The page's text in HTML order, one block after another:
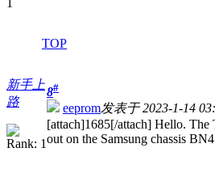
TOP
新手上
路
8#
eeprom发表于 2023-1-14
[attach]1685[/attach] Hello. The
out on the Samsung chassis